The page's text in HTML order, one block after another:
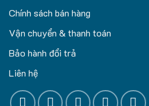
Chính sách bán hàng
Vận chuyển & thanh toán
Bảo hành đổi trả
Liên hệ